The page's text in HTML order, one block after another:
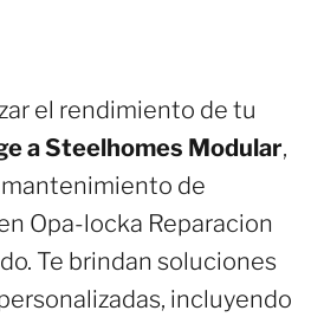
el rendimiento de tu
a Steelhomes Modular,
de
Opa-locka Reparacion
Te brindan soluciones
incluyendo